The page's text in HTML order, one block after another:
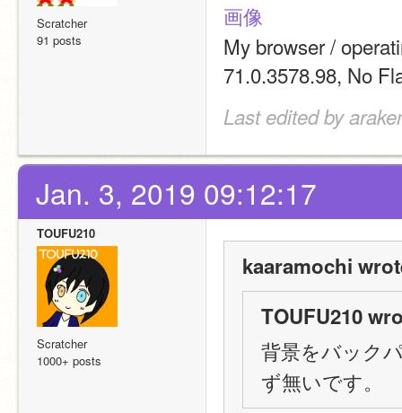
Scratcher
91 posts
画像
My browser /
71.0.3578.98, No
Last edited by
Jan. 3, 2019 09:12:17
TOUFU210
Scratcher
1000+ posts
kaaramochi
TOUFU210
背景をバック
ず無いです。